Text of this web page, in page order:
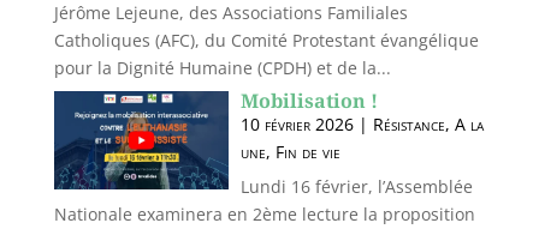
Jérôme Lejeune, des Associations Familiales
Catholiques (AFC), du Comité Protestant évangélique
pour la Dignité Humaine (CPDH) et de la...
Mobilisation !
10 février 2026| Résistance, A la
une, Fin de vie
Lundi 16 février, l’Assemblée
Nationale examinera en 2ème lecture la proposition